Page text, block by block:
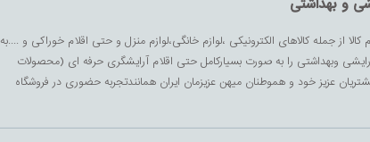
و بهداشتی
از جمله کالاهای الکترونیکی ،لوازم خانگی،لوازم منزل و حتی اقلام خوراکی و ....به
وبهداشتی را به صورت بسیارکامل حتی اقلام آرایشگری حرفه ای (محصولات
عزیز خود و هموطنان میهن عزیزمان ایران همانندتجربه حضوری در فروشگاه